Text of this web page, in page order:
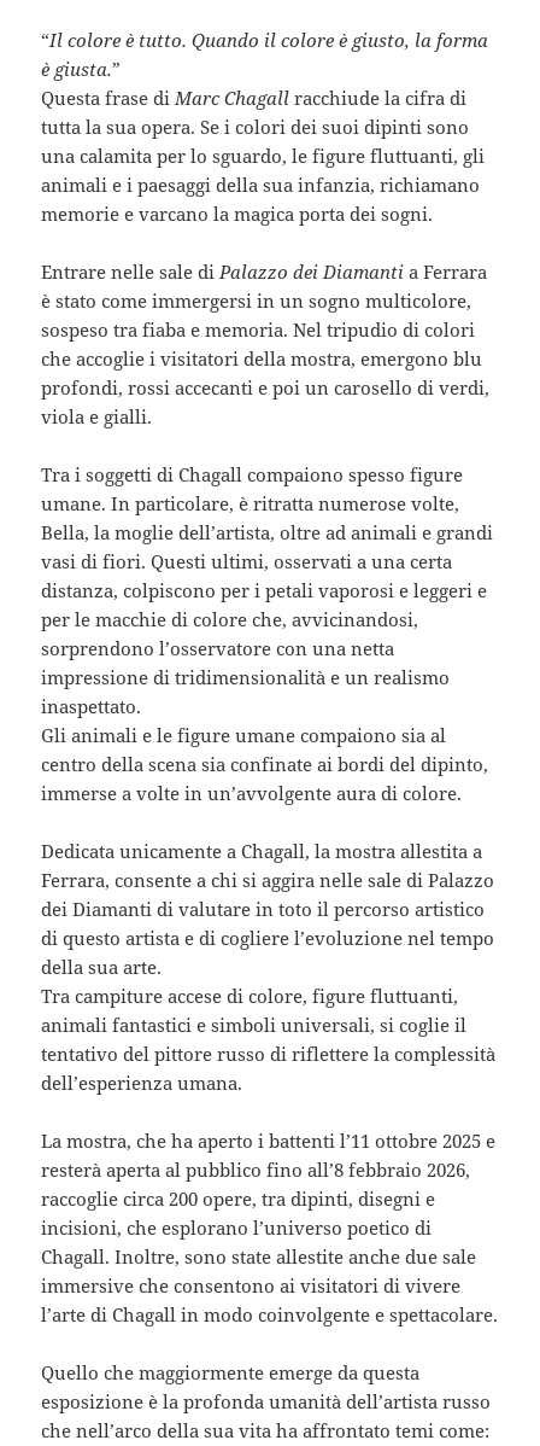
“Il colore è tutto. Quando il colore è giusto, la forma
è giusta.”
Questa frase diMarc Chagall racchiude la cifra di
tutta la sua opera. Se i colori dei suoi dipinti sono
una calamita per lo sguardo, le figure fluttuanti, gli
animali e i paesaggi della sua infanzia, richiamano
memorie e varcano la magica porta dei sogni.
Entrare nelle sale diPalazzo dei Diamanti a Ferrara
è stato come immergersi in un sogno multicolore,
sospeso tra fiaba e memoria. Nel tripudio di colori
che accoglie i visitatori della mostra, emergono blu
profondi, rossi accecanti e poi un carosello di verdi,
viola e gialli.
Tra i soggetti di Chagall compaiono spesso figure
umane. In particolare, è ritratta numerose volte,
Bella, la moglie dell’artista, oltre ad animali e grandi
vasi di fiori. Questi ultimi, osservati a una certa
distanza, colpiscono per i petali vaporosi e leggeri e
per le macchie di colore che, avvicinandosi,
sorprendono l’osservatore con una netta
impressione di tridimensionalità e un realismo
inaspettato.
Gli animali e le figure umane compaiono sia al
centro della scena sia confinate ai bordi del dipinto,
immerse a volte in un’avvolgente aura di colore.
Dedicata unicamente a Chagall, la mostra allestita a
Ferrara, consente a chi si aggira nelle sale di Palazzo
dei Diamanti di valutare in toto il percorso artistico
di questo artista e di cogliere l’evoluzione nel tempo
della sua arte.
Tra campiture accese di colore, figure fluttuanti,
animali fantastici e simboli universali, si coglie il
tentativo del pittore russo di riflettere la complessità
dell’esperienza umana.
La mostra, che ha aperto i battenti l’11 ottobre 2025 e
resterà aperta al pubblico fino all’8 febbraio 2026,
raccoglie circa 200 opere, tra dipinti, disegni e
incisioni, che esplorano l’universo poetico di
Chagall. Inoltre, sono state allestite anche due sale
immersive che consentono ai visitatori di vivere
l’arte di Chagall in modo coinvolgente e spettacolare.
Quello che maggiormente emerge da questa
esposizione è la profonda umanità dell’artista russo
che nell’arco della sua vita ha affrontato temi come: